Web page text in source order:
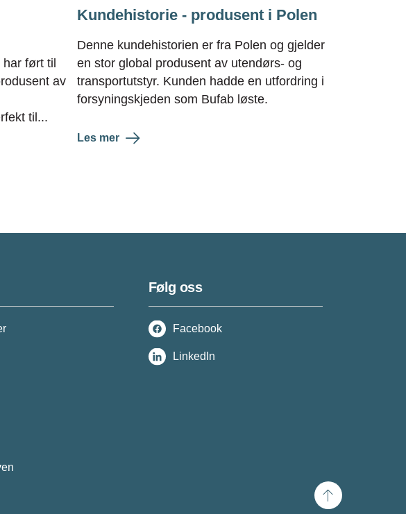
ført til
av
til...
Kundehistorie - produsent i Polen
Denne kundehistorien er fra Polen og gjelder
en stor global produsent av utendørs- og
transportutstyr. Kunden hadde en utfordring i
forsyningskjeden som Bufab løste.
Les mer
Følg oss
Facebook
LinkedIn
Scroll